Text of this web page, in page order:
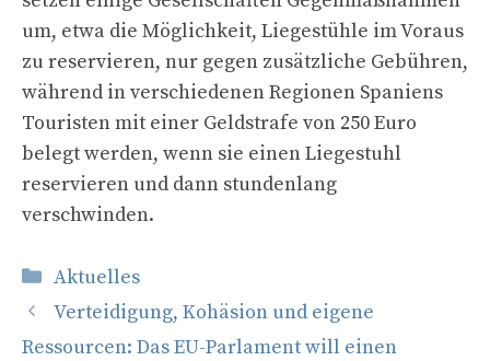
um, etwa die Möglichkeit, Liegestühle im Voraus
zu reservieren, nur gegen zusätzliche Gebühren,
während in verschiedenen Regionen Spaniens
Touristen mit einer Geldstrafe von 250 Euro
belegt werden, wenn sie einen Liegestuhl
reservieren und dann stundenlang
verschwinden.
Kategorien
Aktuelles
Verteidigung, Kohäsion und eigene
Ressourcen: Das EU-Parlament will einen